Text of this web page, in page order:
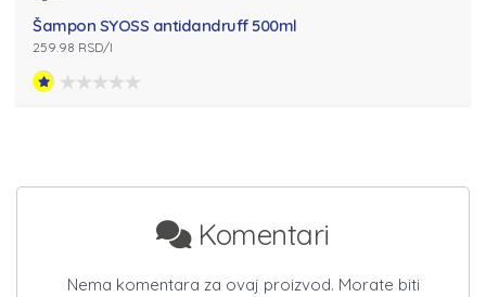
Šampon SYOSS antidandruff 500ml
259.98 RSD/l
Komentari
Nema komentara za ovaj proizvod. Morate biti